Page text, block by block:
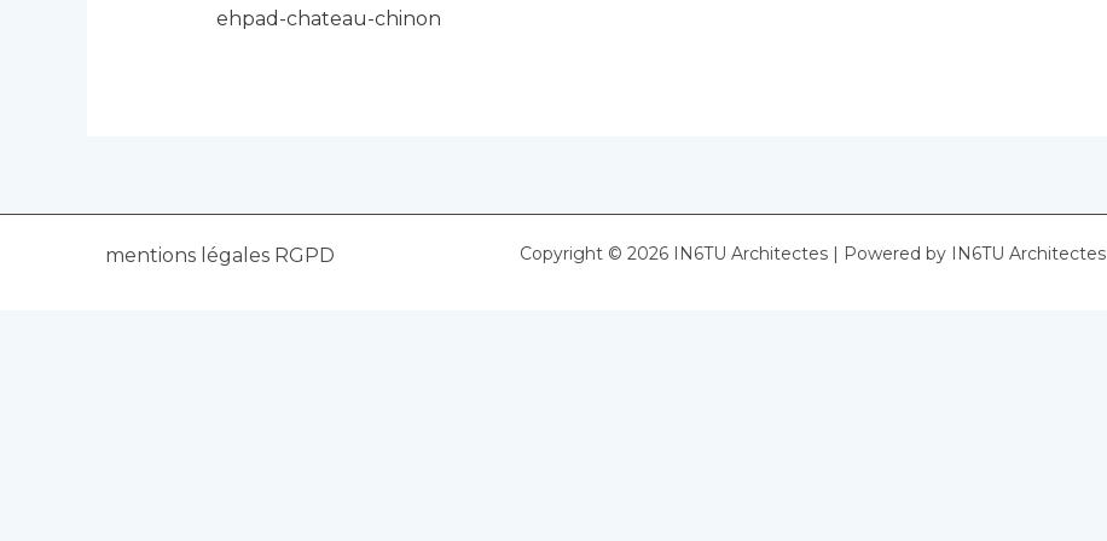
ehpad-chateau-chinon
mentions légales RGPD Copyright © 2026 IN6TU Architectes | Powered by IN6TU Architectes